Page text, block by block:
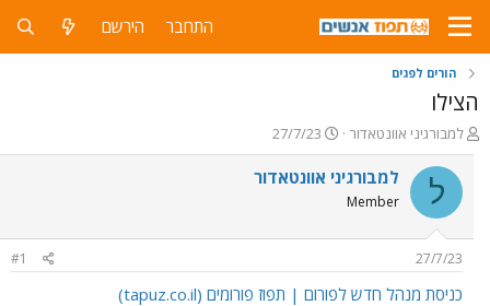
התחבר הירשם
הורים לפגים
הצילו
פ
ו
ת
ח
ה
ש
א
למבורגיני אוונטאדור
פ
ו
ר
ר
27/7/23
ל למבורגיני אוונטאדור
Member
27/7/23
#1
כניסת מנהל חדש לפורום | תפוז פורומים (tapuz.co.il)